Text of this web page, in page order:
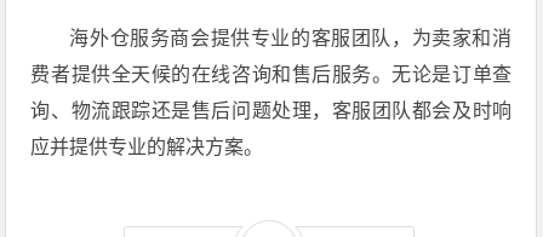
海外仓服务商会提供专业的客服团队，为卖家和消
费者提供全天候的在线咨询和售后服务。无论是订单查
询、物流跟踪还是售后问题处理，客服团队都会及时响
应并提供专业的解决方案。